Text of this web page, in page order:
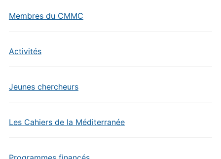
Membres du CMMC
Activités
Jeunes chercheurs
Les Cahiers de la Méditerranée